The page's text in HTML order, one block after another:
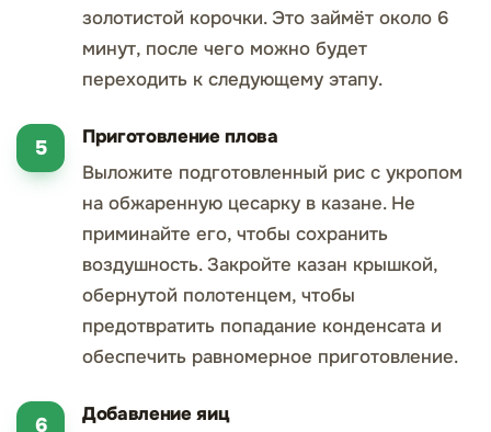
золотистой корочки. Это займёт около 6
минут, после чего можно будет
переходить к следующему этапу.
Приготовление плова
Выложите подготовленный рис с укропом
на обжаренную цесарку в казане. Не
приминайте его, чтобы сохранить
воздушность. Закройте казан крышкой,
обернутой полотенцем, чтобы
предотвратить попадание конденсата и
обеспечить равномерное приготовление.
Добавление яиц